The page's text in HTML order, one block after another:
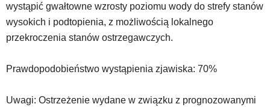
lub
odpowiadających
im
klawiaturowych
oraz
wystąpić gwałtowne wzrosty poziomu wody do strefy stanów
wysokich i podtopienia, z możliwością lokalnego
przekroczenia stanów ostrzegawczych.
Prawdopodobieństwo wystąpienia zjawiska: 70%
Uwagi: Ostrzeżenie wydane w związku z prognozowanymi